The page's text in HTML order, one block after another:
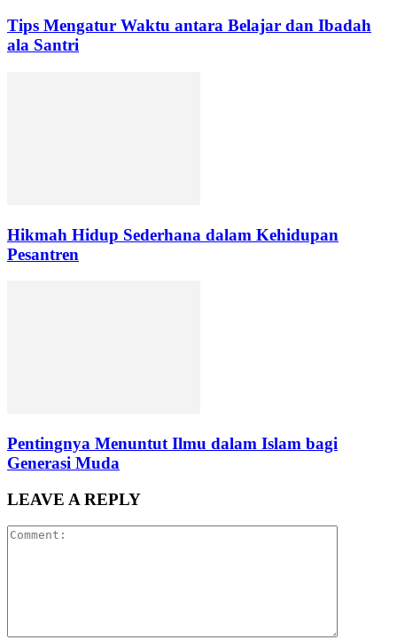
Tips Mengatur Waktu antara Belajar dan Ibadah
ala Santri
Hikmah Hidup Sederhana dalam Kehidupan
Pesantren
Pentingnya Menuntut Ilmu dalam Islam bagi
Generasi Muda
LEAVE A REPLY